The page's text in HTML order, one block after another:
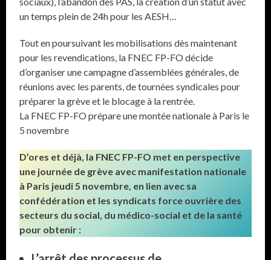
un temps plein de 24h pour les AESH…
Tout en poursuivant les mobilisations dès maintenant
pour les revendications, la FNEC FP-FO décide
d’organiser une campagne d’assemblées générales, de
réunions avec les parents, de tournées syndicales pour
préparer la grève et le blocage à la rentrée.
La FNEC FP-FO prépare une montée nationale à Paris le
5 novembre
D’ores et déjà, la FNEC FP-FO met en perspective
une journée de grève avec manifestation nationale
à Paris jeudi 5 novembre, en lien avec sa
confédération et les syndicats force ouvrière des
secteurs du social, du médico-social et de la santé
pour obtenir :